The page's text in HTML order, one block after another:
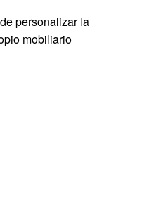
personalizar la
mobiliario